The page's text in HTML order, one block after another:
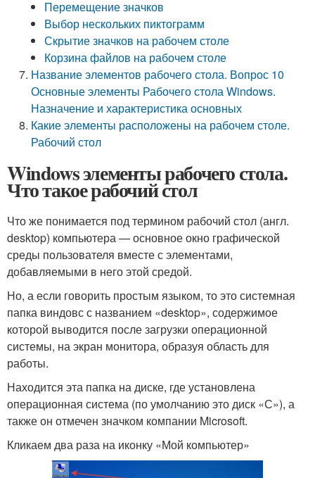
Перемещение значков
Выбор нескольких пиктограмм
Скрытие значков на рабочем столе
Корзина файлов на рабочем столе
Название элементов рабочего стола. Вопрос 10
Основные элементы Рабочего стола Windows.
Назначение и характеристика основных
Какие элементы расположены на рабочем столе.
Рабочий стол
Windows элементы рабочего стола.
Что такое рабочий стол
Что же понимается под термином рабочий стол (англ.
desktop) компьютера — основное окно графической
среды пользователя вместе с элементами,
добавляемыми в него этой средой.
Но, а если говорить простым языком, то это системная
папка виндовс с названием «desktop», содержимое
которой выводится после загрузки операционной
системы, на экран монитора, образуя область для
работы.
Находится эта папка на диске, где установлена
операционная система (по умолчанию это диск «С»), а
также он отмечен значком компании Microsoft.
Кликаем два раза на иконку «Мой компьютер»